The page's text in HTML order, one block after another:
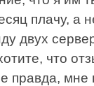
плачу, а
двух
что
правда, мне